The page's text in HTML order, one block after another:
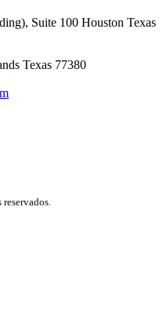
Suite 100 Houston Texas
Texas 77380